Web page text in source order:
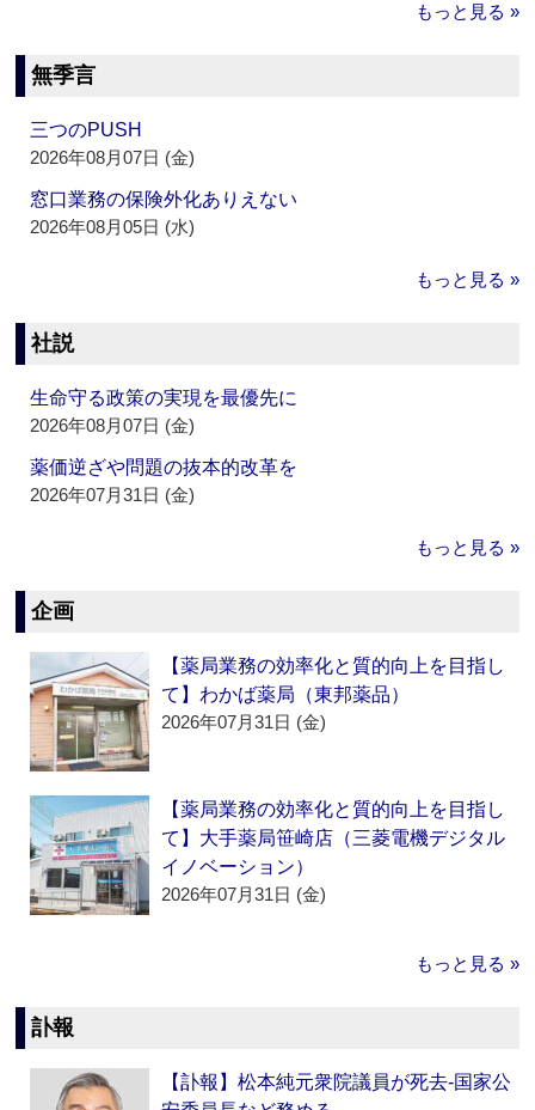
もっと見る »
無季言
三つのPUSH
2026年08月07日 (金)
窓口業務の保険外化ありえない
2026年08月05日 (水)
もっと見る »
社説
生命守る政策の実現を最優先に
2026年08月07日 (金)
薬価逆ざや問題の抜本的改革を
2026年07月31日 (金)
もっと見る »
企画
【薬局業務の効率化と質的向上を目指し
て】わかば薬局（東邦薬品）
2026年07月31日 (金)
【薬局業務の効率化と質的向上を目指し
て】大手薬局笹崎店（三菱電機デジタル
イノベーション）
2026年07月31日 (金)
もっと見る »
訃報
【訃報】松本純元衆院議員が死去‐国家公